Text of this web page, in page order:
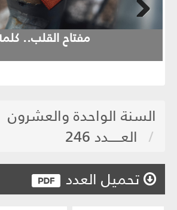
مفتاح القلب.. Next
السنة الواحدة والعشرون
العـــــدد 246
تحميل العدد